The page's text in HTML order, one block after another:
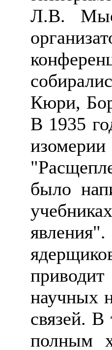
Л.В.
Кюри,
В 1935
было
научных
связей. В
полным